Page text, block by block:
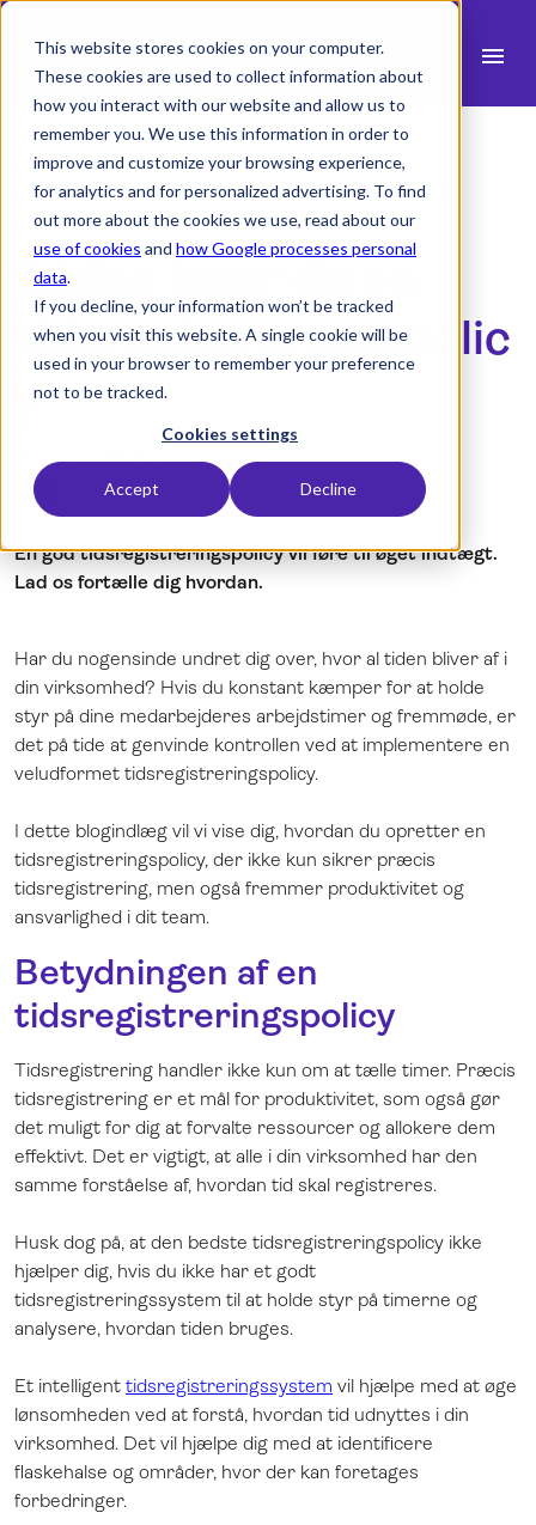
This website stores cookies on your computer.
These cookies are used to collect information about
how you interact with our website and allow us to
remember you. We use this information in order to
improve and customize your browsing experience,
for analytics and for personalized advertising. To find
out more about the cookies we use, read about our
use of cookies and how Google processes personal
data.
If you decline, your information won’t be tracked
when you visit this website. A single cookie will be
used in your browser to remember your preference
not to be tracked.
Cookies settings
Accept Decline
menu
Produkt
Brancher
Ressourcer expand_more
search
English
Norsk
Demo
Log ind
Sådan laver du en
tidsregistreringspolic
y
23. januar 2024 -1 min læsetid
En god tidsregistreringspolicy vil føre til øget indtægt.
Lad os fortælle dig hvordan.
Har du nogensinde undret dig over, hvor al tiden bliver af i
din virksomhed? Hvis du konstant kæmper for at holde
styr på dine medarbejderes arbejdstimer og fremmøde, er
det på tide at genvinde kontrollen ved at implementere en
veludformet tidsregistreringspolicy.
I dette blogindlæg vil vi vise dig, hvordan du opretter en
tidsregistreringspolicy, der ikke kun sikrer præcis
tidsregistrering, men også fremmer produktivitet og
ansvarlighed i dit team.
Betydningen af en
tidsregistreringspolicy
Tidsregistrering handler ikke kun om at tælle timer. Præcis
tidsregistrering er et mål for produktivitet, som også gør
det muligt for dig at forvalte ressourcer og allokere dem
effektivt. Det er vigtigt, at alle i din virksomhed har den
samme forståelse af, hvordan tid skal registreres.
Husk dog på, at den bedste tidsregistreringspolicy ikke
hjælper dig, hvis du ikke har et godt
tidsregistreringssystem til at holde styr på timerne og
analysere, hvordan tiden bruges.
Et intelligent tidsregistreringssystem vil hjælpe med at øge
lønsomheden ved at forstå, hvordan tid udnyttes i din
virksomhed. Det vil hjælpe dig med at identificere
flaskehalse og områder, hvor der kan foretages
forbedringer.